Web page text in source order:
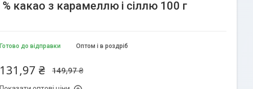
какао з карамеллю і сіллю 100 г
Готово до відправки Оптом і в роздріб
149,97 ₴
131,97 ₴